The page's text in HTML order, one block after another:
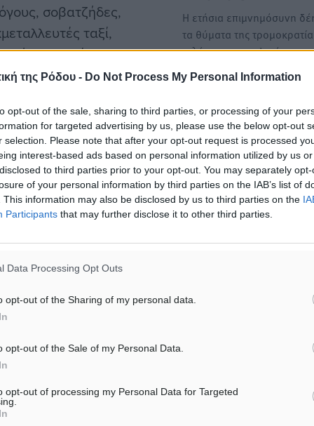
της Ρόδου - Do Not Process My Personal Information
opt-out of the sale, sharing to third parties, or processing of your
for targeted advertising by us, please use the below opt-out
selection. Please note that after your opt-out request is processed
interest-based ads based on personal information utilized by us
to third parties prior to your opt-out. You may separately
of your personal information by third parties on the IAB’s list of
This information may also be disclosed by us to third parties on the
Participants that may further disclose it to other third parties.
Data Processing Opt Outs
opt-out of the Sharing of my personal data.
opt-out of the Sale of my Personal Data.
opt-out of processing my Personal Data for Targeted
σοβατζήδες,
ταξί,
καθαρίστριες,
παιδαγωγούς
την ηλεκτρονική
λιανικών
επιτηδευματιών.
ότι η μείωση του φόρου
που ζητά και
είναι πολύ
στην
ΦΠΑ 24% εφόσον ο
μάλιστα το κέρδος
της μη έκδοσης
άμεσο, ενώ το κέρδος
πολλούς μήνες
Η ετήσια επιμνημόσυνη
τα θύματα της
τελέστηκε στον Ιερό…
διαθέτει πολύ ισχυρά ατού
Για τα πολύ ισχυρά ατού
διαθέτει η Ελλάδα μίλησε ο
Χάρης…